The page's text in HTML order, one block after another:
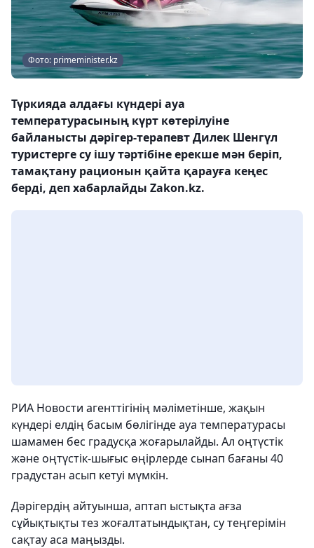
Фото: primeminister.kz
Түркияда алдағы күндері ауа
температурасының күрт көтерілуіне
байланысты дәрігер-терапевт Дилек Шенгүл
туристерге су ішу тәртібіне ерекше мән беріп,
тамақтану рационын қайта қарауға кеңес
берді, деп хабарлайды Zakon.kz.
РИА Новости агенттігінің мәліметінше, жақын
күндері елдің басым бөлігінде ауа температурасы
шамамен бес градусқа жоғарылайды. Ал оңтүстік
және оңтүстік-шығыс өңірлерде сынап бағаны 40
градустан асып кетуі мүмкін.
Дәрігердің айтуынша, аптап ыстықта ағза
сұйықтықты тез жоғалтатындықтан, су теңгерімін
сақтау аса маңызды.